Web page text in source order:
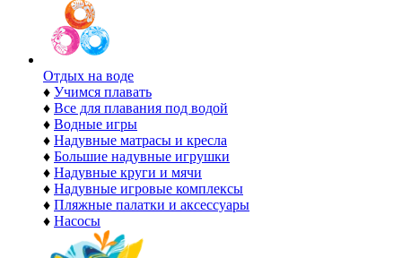
Отдых на воде
♦ Учимся плавать
♦ Все для плавания под водой
♦ Водные игры
♦ Надувные матрасы и кресла
♦ Большие надувные игрушки
♦ Надувные круги и мячи
♦ Надувные игровые комплексы
♦ Пляжные палатки и аксессуары
♦ Насосы